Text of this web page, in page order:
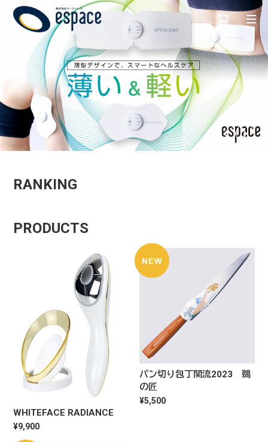
RANKING
PRODUCTS
WHITEFACE RADIANCE
¥9,900
パン切り包丁関流2023 鵜
の匠
¥5,500